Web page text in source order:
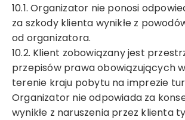
10.1. Organizator nie ponosi
za szkody klienta wynikłe z
od organizatora.
10.2. Klient zobowiązany jest
przepisów prawa obowiązujących
terenie kraju pobytu na imprezie
Organizator nie odpowiada za
wynikłe z naruszenia przez klienta